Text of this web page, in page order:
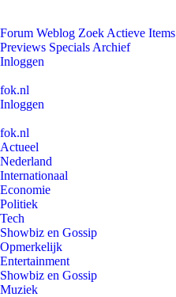
Forum Weblog Zoek Actieve Items
Previews Specials Archief
Inloggen
fok.nl
Inloggen
fok.nl
Actueel
Nederland
Internationaal
Economie
Politiek
Tech
Showbiz en Gossip
Opmerkelijk
Entertainment
Showbiz en Gossip
Muziek